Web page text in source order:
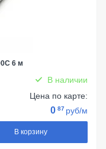
6 м
В наличии
Цена по карте:
0 87 руб/м
В корзину